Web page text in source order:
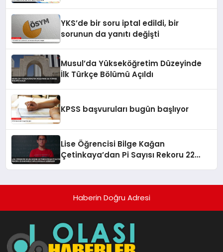
YKS’de bir soru iptal edildi, bir
sorunun da yanıtı değişti
Musul’da Yükseköğretim Düzeyinde
İlk Türkçe Bölümü Açıldı
KPSS başvuruları bugün başlıyor
Lise Öğrencisi Bilge Kağan
Çetinkaya’dan Pi Sayısı Rekoru 22
Haberin Doğru Adresi